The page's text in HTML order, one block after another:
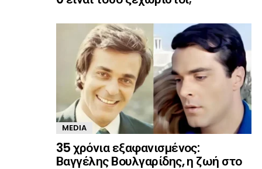
MEDIA
35 χρόνια εξαφανισμένος:
Βαγγέλης Βουλγαρίδης, η ζωή στο